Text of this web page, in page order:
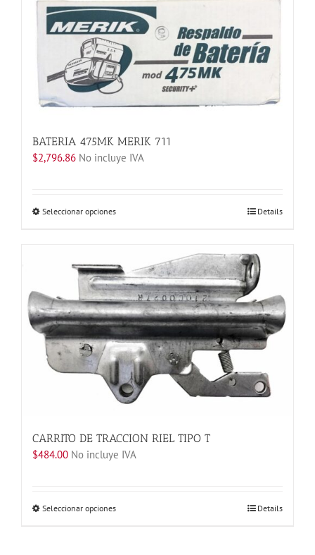
variantes.
Las
opciones
se
pueden
elegir
en
página
de
BATERIA 475MK MERIK 711
$2,796.86 No incluye IVA
Seleccionar opcionesEste
variantes.
Las
opciones
se
pueden
elegir
en
la
página
Details
CARRITO DE TRACCION RIEL TIPO T
$484.00 No incluye IVA
Seleccionar opcionesEste
Details